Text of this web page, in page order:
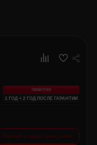
ГАРАНТИЯ
1 ГОД + 2 ГОД ПОСЛЕ ГАРАНТИИ
Покупайте в кредит прямо сейчас!